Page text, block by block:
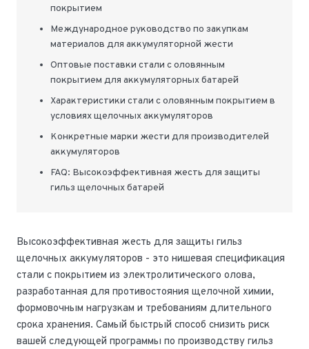
покрытием
Международное руководство по закупкам
материалов для аккумуляторной жести
Оптовые поставки стали с оловянным
покрытием для аккумуляторных батарей
Характеристики стали с оловянным покрытием в
условиях щелочных аккумуляторов
Конкретные марки жести для производителей
аккумуляторов
FAQ: Высокоэффективная жесть для защиты
гильз щелочных батарей
Высокоэффективная жесть для защиты гильз
щелочных аккумуляторов - это нишевая спецификация
стали с покрытием из электролитического олова,
разработанная для противостояния щелочной химии,
формовочным нагрузкам и требованиям длительного
срока хранения. Самый быстрый способ снизить риск
вашей следующей программы по производству гильз